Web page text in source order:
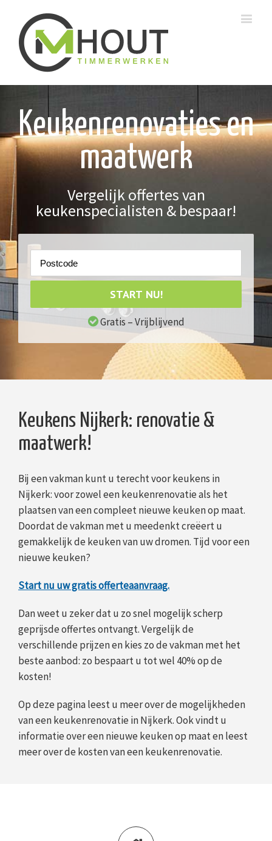
Keukenrenovaties en
maatwerk
Vergelijk offertes van
keukenspecialisten & bespaar!
START NU!
Gratis – Vrijblijvend
Keukens Nijkerk: renovatie &
maatwerk!
Bij een vakman kunt u terecht voor keukens in
Nijkerk: voor zowel een keukenrenovatie als het
plaatsen van een compleet nieuwe keuken op maat.
Doordat de vakman met u meedenkt creëert u
gemakkelijk de keuken van uw dromen. Tijd voor een
nieuwe keuken?
Start nu uw gratis offerteaanvraag.
Dan weet u zeker dat u zo snel mogelijk scherp
geprijsde offertes ontvangt. Vergelijk de
verschillende prijzen en kies zo de vakman met het
beste aanbod: zo bespaart u tot wel 40% op de
kosten!
Op deze pagina leest u meer over de mogelijkheden
van een keukenrenovatie in Nijkerk. Ook vindt u
informatie over een nieuwe keuken op maat en leest
meer over de kosten van een keukenrenovatie.